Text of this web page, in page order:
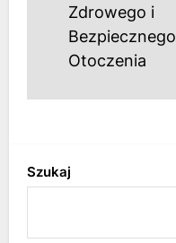
post:Zdrowego i
Bezpiecznego
Otoczenia
Szukaj